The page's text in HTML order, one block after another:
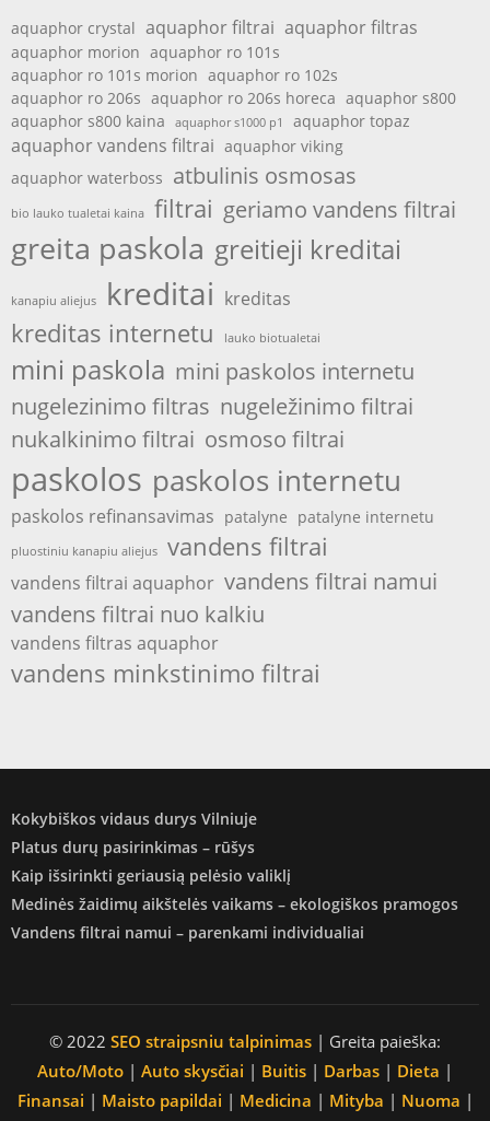
aquaphor crystal aquaphor filtrai aquaphor filtras
aquaphor morion aquaphor ro 101s
aquaphor ro 101s morion aquaphor ro 102s
aquaphor ro 206s aquaphor ro 206s horeca aquaphor s800
aquaphor s800 kaina
aquaphor s1000 p1 aquaphor topaz
aquaphor vandens filtrai aquaphor viking
aquaphor waterboss atbulinis osmosas
bio lauko tualetai kaina filtrai geriamo vandens filtrai
greita paskola greitieji kreditai
kanapiu aliejus kreditai kreditas
kreditas internetu lauko biotualetai
mini paskola mini paskolos internetu
nugelezinimo filtras nugeležinimo filtrai
nukalkinimo filtrai osmoso filtrai
paskolos paskolos internetu
paskolos refinansavimas patalyne patalyne internetu
pluostiniu kanapiu aliejus vandens filtrai
vandens filtrai aquaphor vandens filtrai namui
vandens filtrai nuo kalkiu
vandens filtras aquaphor
vandens minkstinimo filtrai
Kokybiškos vidaus durys Vilniuje
Platus durų pasirinkimas – rūšys
Kaip išsirinkti geriausią pelėsio valiklį
Medinės žaidimų aikštelės vaikams – ekologiškos pramogos
Vandens filtrai namui – parenkami individualiai
© 2022 SEO straipsniu talpinimas | Greita paieška:
Auto/Moto | Auto skysčiai | Buitis | Darbas | Dieta |
Finansai | Maisto papildai | Medicina | Mityba | Nuoma |